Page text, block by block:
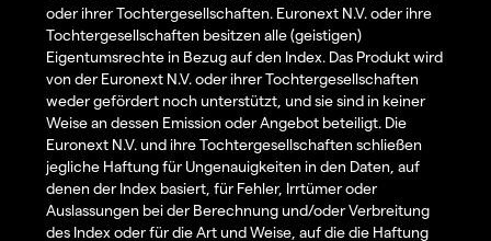
oder ihrer Tochtergesellschaften. Euronext N.V. oder ihre
Tochtergesellschaften besitzen alle (geistigen)
Eigentumsrechte in Bezug auf den Index. Das Produkt wird
von der Euronext N.V. oder ihrer Tochtergesellschaften
weder gefördert noch unterstützt, und sie sind in keiner
Weise an dessen Emission oder Angebot beteiligt. Die
Euronext N.V. und ihre Tochtergesellschaften schließen
jegliche Haftung für Ungenauigkeiten in den Daten, auf
denen der Index basiert, für Fehler, Irrtümer oder
Auslassungen bei der Berechnung und/oder Verbreitung
des Index oder für die Art und Weise, auf die die Haftung